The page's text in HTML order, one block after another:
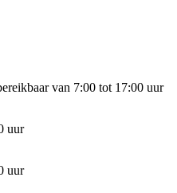
van 7:00 tot 17:00 uur
uur
uur